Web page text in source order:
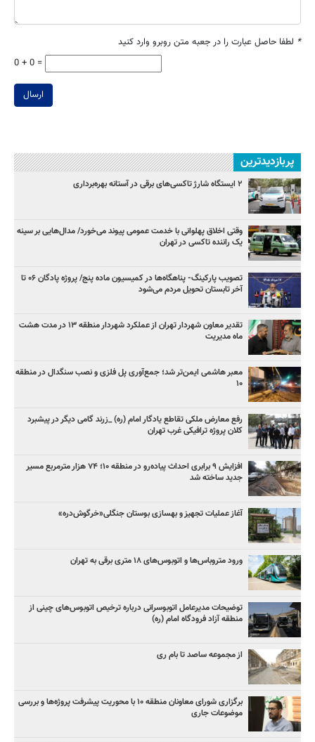
* لطفا حاصل عبارت را در جعبه متن روبرو وارد کنید
0 + 0 =
ارسال
پربازدیدترین
۲ ایستگاه شارژ تاکسی‌های برقی در آستانه بهره‌برداری
وقتی اخلاق پهلوانی با خدمت عمومی پیوند می‌خورد/ مدال‌هایی بر سینه
یک راننده تاکسی در تهران
تصویب پارکینگ- پناهگاه‌ها در کمیسیون ماده پنج/ پروژه پادگان ۰۶ تا
آخر تابستان تحویل مردم می‌شود
تقدیر معاون شهردار تهران از عملکرد شهردار منطقه ۱۳ در مدت هشت
ماه مدیریت
معبر هاشمی ایمن‌تر شد؛ جمع‌آوری پل فلزی و نصب سنگدال در منطقه
۱۰
رفع معارض ملکی تقاطع یادگار امام (ره) _زرند گامی دیگر در پیشبرد
کلان پروژه‌ ترافیکی غرب تهران
افزایش ۹ برابری احداث پیاده‌رو در منطقه ۱۰؛ ۷۴ هزار مترمربع مسیر
جدید ساخته شد
آغاز عملیات تجهیز و بهسازی بوستان جنگلی«خرگوش‌دره»
ورود متروباس‌ها و اتوبوس‌های ۱۸ متری برقی به تهران
توضیحات مدیرعامل اتوبوسرانی درباره ترخیص اتوبوس‌های چینی از
منطقه آزاد فرودگاه امام (ره)
از مجموعه ساصد تا بام ری
برگزاری شورای معاونان منطقه ۱۰ با محوریت پیشرفت پروژه‌ها و بررسی
موضوعات جاری